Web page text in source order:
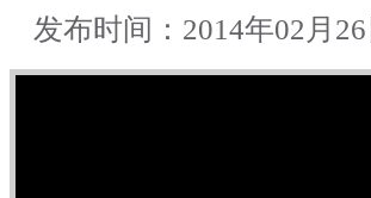
发布时间：2014年02月